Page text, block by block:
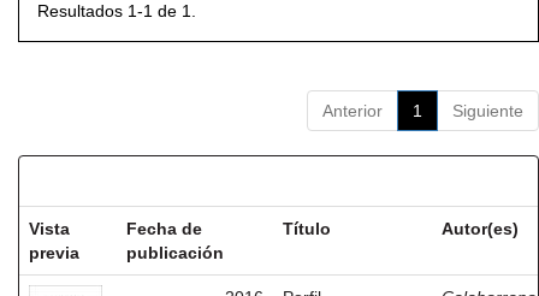
Resultados 1-1 de 1.
Anterior 1 Siguiente
Vista
previa
Fecha de
publicación
Título Autor(es)